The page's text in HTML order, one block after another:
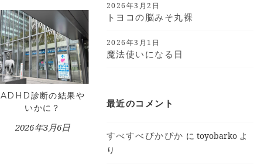
ADHD診断の結果や
いかに？
2026年3月6日
2026年3月2日
トヨコの脳みそ丸裸
2026年3月1日
魔法使いになる日
最近のコメント
すべすべぴかぴか に toyobarko よ
り